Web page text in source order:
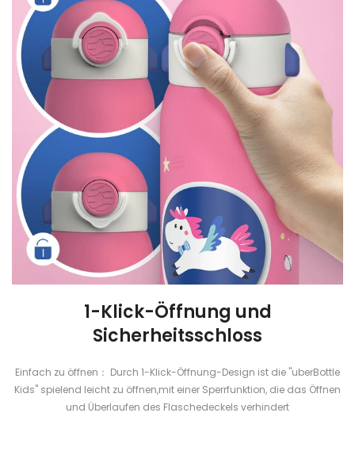
1-Klick-Öffnung und
Sicherheitsschloss
Einfach zu öffnen： Durch 1-Klick-Öffnung-Design ist die "uberBottle
Kids" spielend leicht zu öffnen,mit einer Sperrfunktion, die das Öffnen
und Überlaufen des Flaschedeckels verhindert